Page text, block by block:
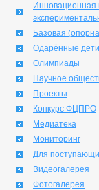
Инновационная
Базовая
Одарённые дети
Олимпиады
Научное
Проекты
Конкурс ФЦПРО
Медиатека
Мониторинг
Для
Видеогалерея
Фотогалерея